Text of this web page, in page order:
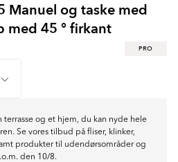
Manuel og taske med
med 45 ° firkant
PRO
terrasse og et hjem, du kan nyde hele
Se vores tilbud på fliser, klinker,
produkter til udendørsområder og
den 10/8.